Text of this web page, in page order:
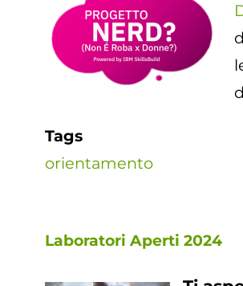
Tags
orientamento
Laboratori Aperti 2024